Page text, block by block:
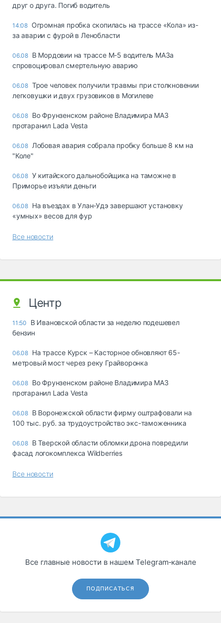
друг о друга. Погиб водитель
14:08 Огромная пробка скопилась на трассе «Кола» из-
за аварии с фурой в Ленобласти
06.08 В Мордовии на трассе М-5 водитель МАЗа
спровоцировал смертельную аварию
06.08 Трое человек получили травмы при столкновении
легковушки и двух грузовиков в Могилеве
06.08 Во Фрунзенском районе Владимира МАЗ
протаранил Lada Vesta
06.08 Лобовая авария собрала пробку больше 8 км на
"Коле"
06.08 У китайского дальнобойщика на таможне в
Приморье изъяли деньги
06.08 Ha въeздax в Улaн-Удэ зaвepшaют ycтaнoвкy
«yмныx» вecoв для фyp
Все новости
Центр
11:50
В Ивановской области за неделю подешевел
бензин
06.08 На трассе Курск – Касторное обновляют 65-
метровый мост через реку Грайворонка
06.08 Во Фрунзенском районе Владимира МАЗ
протаранил Lada Vesta
06.08 В Воронежской области фирму оштрафовали на
100 тыс. руб. за трудоустройство экс-таможенника
06.08 В Тверской области обломки дрона повредили
фасад логокомплекса Wildberries
Все новости
Все главные новости в нашем Telegram‑канале
ПОДПИСАТЬСЯ